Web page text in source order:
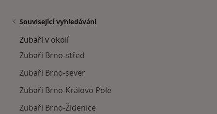
Související vyhledávání
Zubaři v okolí
Zubaři Brno-střed
Zubaři Brno-sever
Zubaři Brno-Královo Pole
Zubaři Brno-Židenice